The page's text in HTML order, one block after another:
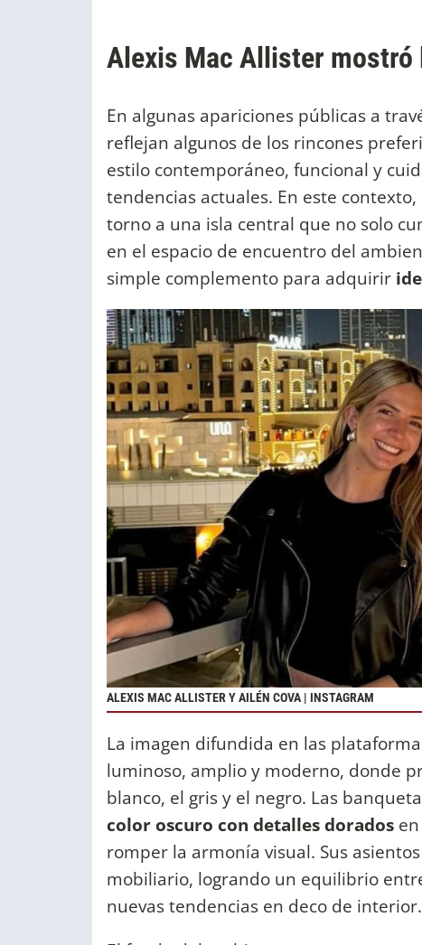
Alexis Mac Allister mostró
En algunas apariciones públicas a
reflejan algunos de los rincones
estilo contemporáneo, funcional y
tendencias actuales. En este
torno a una isla central que no solo
en el espacio de encuentro del
simple complemento para adquirir
ALEXIS MAC ALLISTER Y AILÉN COVA | INSTAGRAM
La imagen difundida en las
luminoso, amplio y moderno, donde
blanco, el gris y el negro. Las
color oscuro con detalles dorados
romper la armonía visual. Sus
mobiliario, logrando un equilibrio
nuevas tendencias en deco de interior.